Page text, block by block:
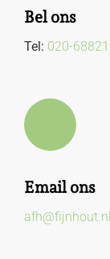
Bel ons
Tel: 020-
Email ons
afh@fijnhout.nl